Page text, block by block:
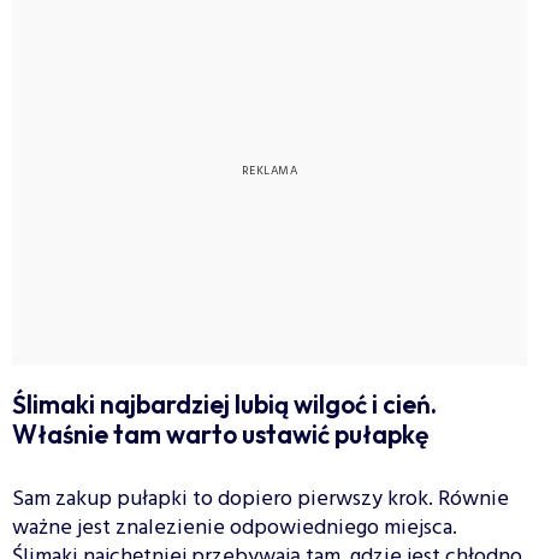
Ślimaki najbardziej lubią wilgoć i cień.
Właśnie tam warto ustawić pułapkę
Sam zakup pułapki to dopiero pierwszy krok. Równie
ważne jest znalezienie odpowiedniego miejsca.